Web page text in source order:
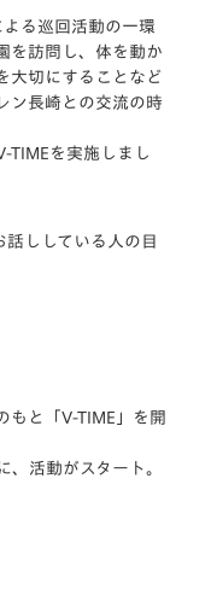
る巡回活動の一環
を訪問し、体を動か
大切にすることなど
ン長崎との交流の時
TIMEを実施しまし
ししている人の目
もと「V-TIME」を開
、活動がスタート。